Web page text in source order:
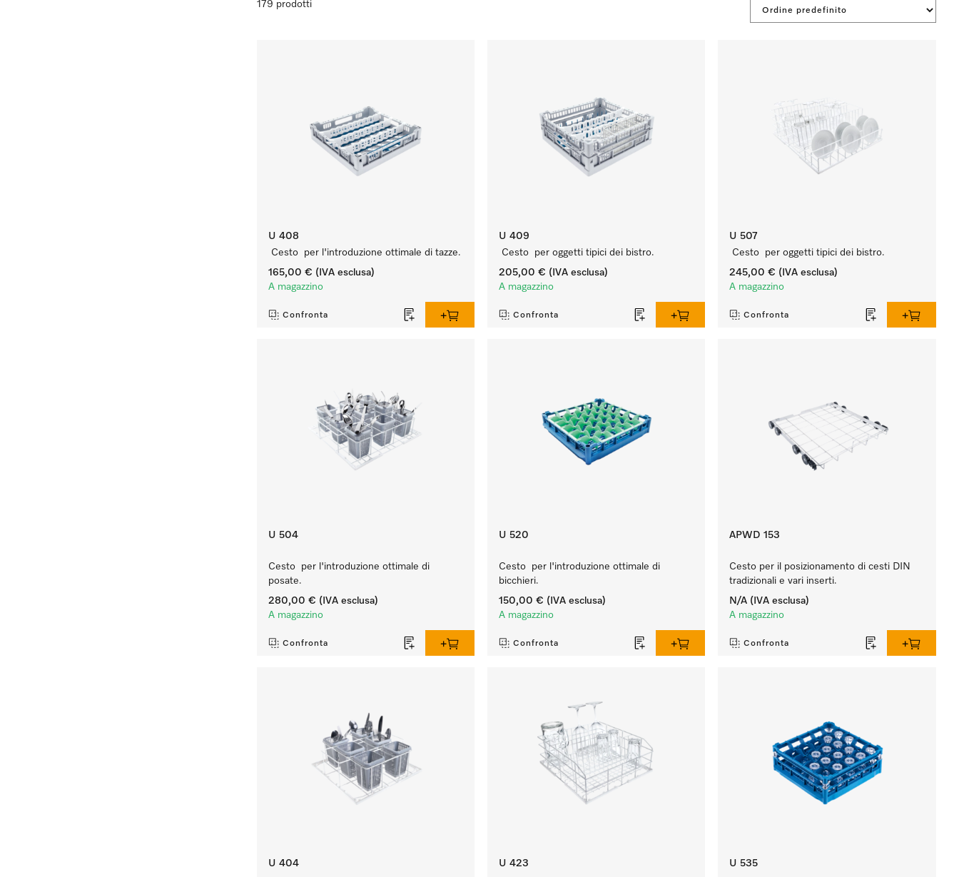
179 prodotti
U 408
Cesto per l'introduzione ottimale di tazze.
165,00 € (IVA esclusa)
A magazzino
Confronta
U 409
Cesto per oggetti tipici dei bistro.
205,00 € (IVA esclusa)
A magazzino
Confronta
U 507
Cesto per oggetti tipici dei bistro.
245,00 € (IVA esclusa)
A magazzino
Confronta
U 504
Cesto per l'introduzione ottimale di
posate.
280,00 € (IVA esclusa)
A magazzino
Confronta
U 520
Cesto per l'introduzione ottimale di
bicchieri.
150,00 € (IVA esclusa)
A magazzino
Confronta
APWD 153
Cesto per il posizionamento di cesti DIN
tradizionali e vari inserti.
N/A (IVA esclusa)
A magazzino
Confronta
U 404 U 423 U 535